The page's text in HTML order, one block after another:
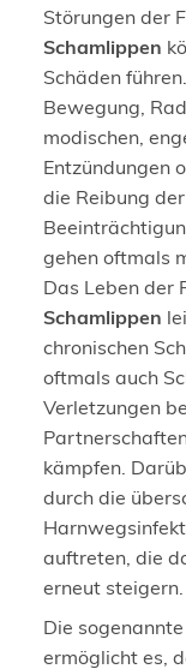
Störungen der
Schamlippen
Schäden
Bewegung,
modischen,
Entzündungen
die Reibung
gehen oftmals
Das Leben der
Schamlippen
chronischen
oftmals auch
Verletzungen
kämpfen.
durch die
auftreten, die
erneut steigern.
Die sogenannte
ermöglicht es,